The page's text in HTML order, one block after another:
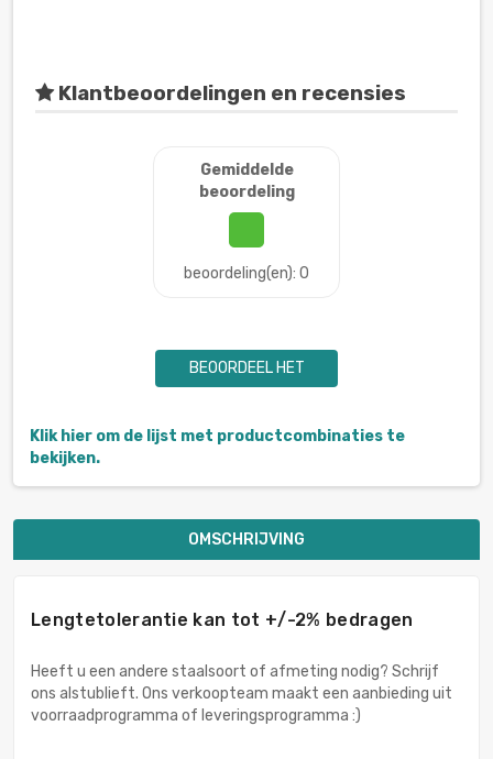
Klantbeoordelingen en recensies
Gemiddelde
beoordeling
beoordeling(en): 0
BEOORDEEL HET
Klik hier om de lijst met productcombinaties te
bekijken.
OMSCHRIJVING
Lengtetolerantie kan tot +/-2% bedragen
Heeft u een andere staalsoort of afmeting nodig? Schrijf
ons alstublieft. Ons verkoopteam maakt een aanbieding uit
voorraadprogramma of leveringsprogramma :)